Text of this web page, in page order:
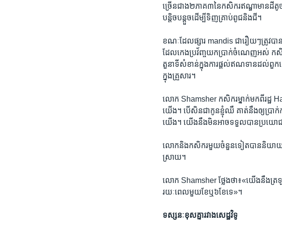
ច្រើន​ជាង​២ភាគ​៣​នៃ​កសិករ​ឥណ្ឌា​មាន​
បន្តិច​បន្តួច​ដើម្បី​ទិញ​គ្រាប់ពូជ​និង​ជី។
ខណៈ​ដែល​ផ្សារ mandis ជារឿយៗ​ត្រូវប
ដែល​កេង​ប្រវ័ញ្ច​យក​ប្រាក់​ចំណេញ​អស់ កសិក
តួនាទី​សំខាន់​ក្នុង​ការ​ផ្តល់ឥណទានដល់​ពួក
ក្នុង​គ្រួសារ។​
លោក Shamsher កសិករ​ម្នាក់​មកពីរដ្ឋ
យើង។ បើសិនជាកូន​ខ្ញុំ​ឈឺ គាត់​នឹង​ឲ្យ​ប្រាក់​ក
យើង។ យើង​នឹង​មិន​អាច​ទទួល​បាន​ប្រយ
លោក​និង​កសិករ​មួយ​ចំនួន​ទៀត​បាន​និយាយថា
ស្រាយ។
លោក Shamsher ថ្លែងថា៖«យើ​ងនឹង​ត្រឡ
រយៈពេល​មួយ​ខែ​ឬ​៦ខែ​ទេ»។
ទស្សនៈ​ខុស​គ្នា​រវាង​សេដ្ឋវិទូ